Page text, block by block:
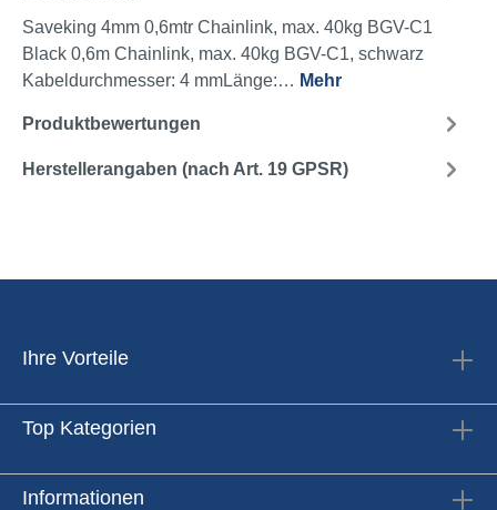
Saveking 4mm 0,6mtr Chainlink, max. 40kg BGV-C1
Black 0,6m Chainlink, max. 40kg BGV-C1, schwarz
Kabeldurchmesser: 4 mmLänge:… Mehr
Produktbewertungen
Herstellerangaben (nach Art. 19 GPSR)
Ihre Vorteile
Top Kategorien
Informationen